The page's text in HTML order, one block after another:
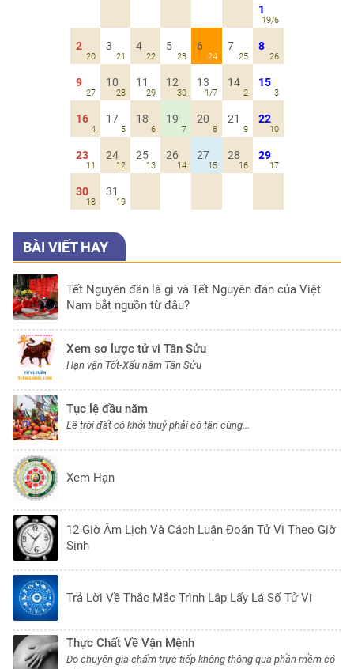
1
19/6
2
20
3
21
4
22
5
23
6
24
7
25
8
26
9
27
10
28
11
29
12
30
13
1/7
14
2
15
3
16
4
17
5
18
6
19
7
20
8
21
9
22
10
23
11
24
12
25
13
26
14
27
15
28
16
29
17
30
18
31
19
BÀI VIẾT HAY
Tết Nguyên đán là gì và Tết Nguyên đán của Việt
Nam bắt nguồn từ đâu?
Xem sơ lược tử vi Tân Sửu
Hạn vận Tốt-Xấu năm Tân Sửu
Tục lệ đầu năm
Lẽ trời đất có khởi thuỷ phải có tận cùng...
Xem Hạn
12 Giờ Âm Lịch Và Cách Luận Đoán Tử Vi Theo Giờ
Sinh
Trả Lời Về Thắc Mắc Trình Lập Lấy Lá Số Tử Vi
Thực Chất Về Vận Mệnh
Do chuyên gia chấm trực tiếp không thông qua phần mềm có